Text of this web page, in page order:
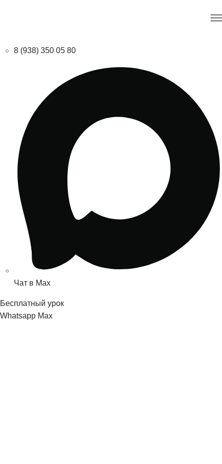
8 (938) 350 05 80
Чат в Max
Бесплатный урок
Whatsapp Мах